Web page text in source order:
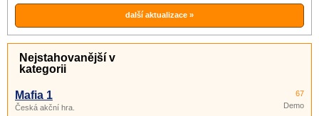
další aktualizace »
Nejstahovanější v
kategorii
Mafia 1
Česká akční hra.
67
Demo